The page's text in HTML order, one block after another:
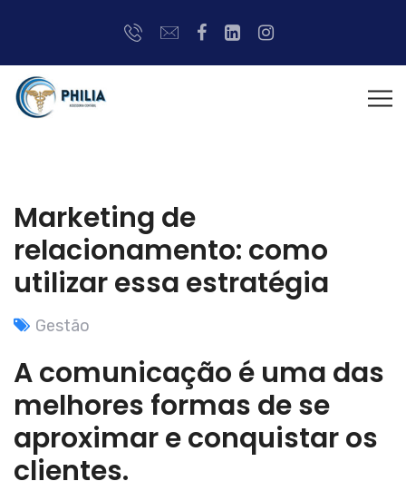
Marketing de
relacionamento: como
utilizar essa estratégia
Gestão
A comunicação é uma das
melhores formas de se
aproximar e conquistar os
clientes.